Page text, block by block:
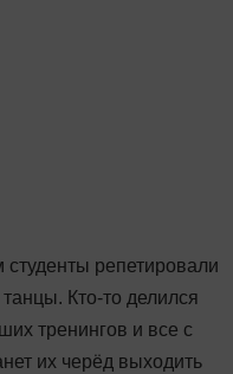
репетировали
Кто-то делился
тренингов и все с
их черёд выходить